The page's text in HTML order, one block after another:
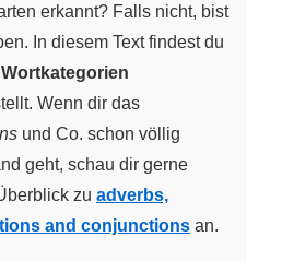
erkannt? Falls nicht, bist
In diesem Text findest du
Wenn dir das
und Co. schon völlig
geht, schau dir gerne
zu adverbs,
and conjunctions an.